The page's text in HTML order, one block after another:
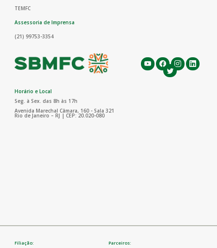
TEMFC
Assessoria de Imprensa
(21) 99753-3354
Horário e Local
Seg. à Sex. das 8h às 17h
Avenida Marechal Câmara, 160 - Sala 321
Rio de Janeiro – RJ | CEP: 20.020-080
Filiação: Parceiros: